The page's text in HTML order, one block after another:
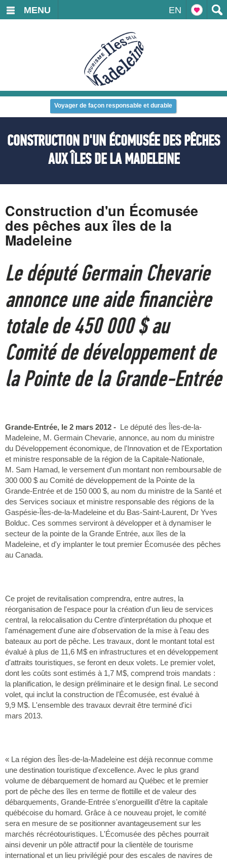
EN
MENU
Voyager de façon responsable et durable
CONSTRUCTION D'UN ÉCOMUSÉE DES PÊCHES
AUX ÎLES DE LA MADELEINE
Construction d'un Écomusée
des pêches aux îles de la
Madeleine
Le député Germain Chevarie
annonce une aide financière
totale de 450 000 $ au
Comité de développement de
la Pointe de la Grande-Entrée
Grande-Entrée, le 2 mars 2012 - Le député des Îles-de-la-
Madeleine, M. Germain Chevarie, annonce, au nom du ministre
du Développement économique, de l'Innovation et de l'Exportation
et ministre responsable de la région de la Capitale-Nationale,
M. Sam Hamad, le versement d'un montant non remboursable de
300 000 $ au Comité de développement de la Pointe de la
Grande-Entrée et de 150 000 $, au nom du ministre de la Santé et
des Services sociaux et ministre responsable des régions de la
Gaspésie-­Îles-de-la-Madeleine et du Bas-Saint-Laurent, Dr Yves
Bolduc. Ces sommes serviront à développer et à dynamiser le
secteur de la pointe de la Grande Entrée, aux îles de la
Madeleine, et d'y implanter le tout premier Écomusée des pêches
au Canada.
Ce projet de revitalisation comprendra, entre autres, la
réorganisation de l'espace pour la création d'un lieu de services
central, la relocalisation du Centre d'interprétation du phoque et
l'aménagement d'une aire d'observation de la mise à l'eau des
bateaux au port de pêche. Les travaux, dont le montant total est
évalué à plus de 11,6 M$ en infrastructures et en développement
d'attraits touristiques, se feront en deux volets. Le premier volet,
dont les coûts sont estimés à 1,7 M$, comprend trois mandats :
la planification, le design préliminaire et le design final. Le second
volet, qui inclut la construction de l'Écomusée, est évalué à
9,9 M$. L'ensemble des travaux devrait être terminé d'ici
mars 2013.
« La région des Îles-de-la-Madeleine est déjà reconnue comme
une destination touristique d'excellence. Avec le plus grand
volume de débarquement de homard au Québec et le premier
port de pêche des îles en terme de flottille et de valeur des
débarquements, Grande-Entrée s'enorgueillit d'être la capitale
québécoise du homard. Grâce à ce nouveau projet, le comité
sera en mesure de se positionner avantageusement sur les
marchés récréotouristiques. L'Écomusée des pêches pourrait
ainsi devenir un pôle attractif pour la clientèle de tourisme
international et un lieu privilégié pour des escales de navires de